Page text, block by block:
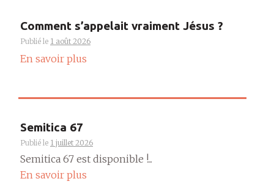
Comment s’appelait vraiment Jésus ?
Publié le 1 août 2026
En savoir plus
Semitica 67
Publié le 1 juillet 2026
Semitica 67 est disponible !...
En savoir plus